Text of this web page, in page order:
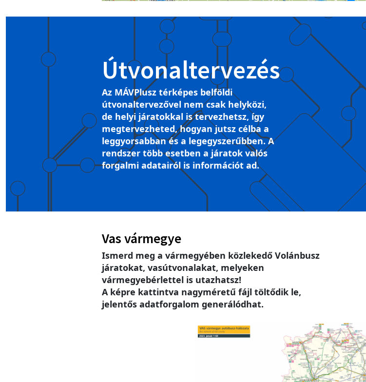
Útvonaltervezés
Az MÁVPlusz térképes belföldi
útvonaltervezővel nem csak helyközi,
de helyi járatokkal is tervezhetsz, így
megtervezheted, hogyan jutsz célba a
leggyorsabban és a legegyszerűbben. A
rendszer több esetben a járatok valós
forgalmi adatairól is információt ad.
Vas vármegye
Ismerd meg a vármegyében közlekedő Volánbusz
járatokat, vasútvonalakat, melyeken
vármegyebérlettel is utazhatsz!
A képre kattintva nagyméretű fájl töltődik le,
jelentős adatforgalom generálódhat.
Image